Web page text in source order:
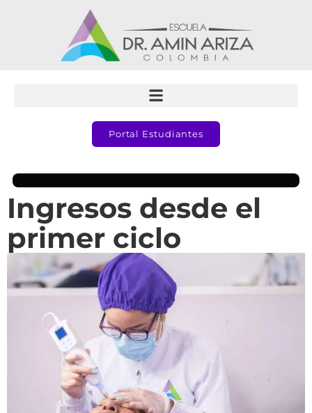
Portal Estudiantes
Ingresos desde el
primer ciclo